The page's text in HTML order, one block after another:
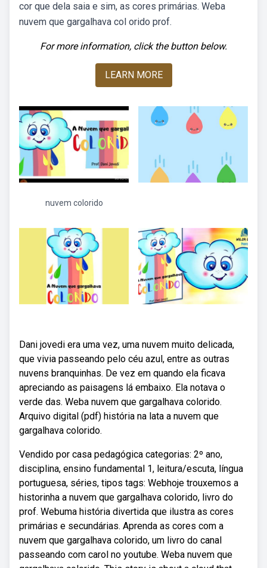
cor que dela saia e sim, as cores primárias. Weba
nuvem que gargalhava col orido prof.
For more information, click the button below.
LEARN MORE
nuvem colorido
Dani jovedi era uma vez, uma nuvem muito delicada,
que vivia passeando pelo céu azul, entre as outras
nuvens branquinhas. De vez em quando ela ficava
apreciando as paisagens lá embaixo. Ela notava o
verde das. Weba nuvem que gargalhava colorido.
Arquivo digital (pdf) história na lata a nuvem que
gargalhava colorido.
Vendido por casa pedagógica categorias: 2º ano,
disciplina, ensino fundamental 1, leitura/escuta, língua
portuguesa, séries, tipos tags: Webhoje trouxemos a
historinha a nuvem que gargalhava colorido, livro do
prof. Webuma história divertida que ilustra as cores
primárias e secundárias. Aprenda as cores com a
nuvem que gargalhava colorido, um livro do canal
passeando com carol no youtube. Weba nuvem que